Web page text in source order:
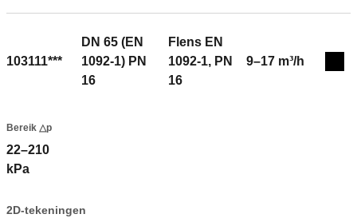
103111***
DN 65 (EN
1092-1) PN
16
Flens EN
1092-1, PN
16
9–17 m³/h
Bereik △p
22–210
kPa
2D-tekeningen